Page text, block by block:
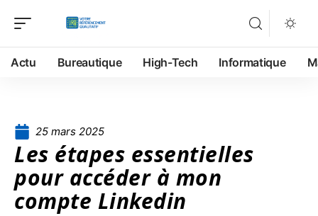
Actu Bureautique High-Tech Informatique
25 mars 2025
Les étapes essentielles
pour accéder à mon
compte Linkedin